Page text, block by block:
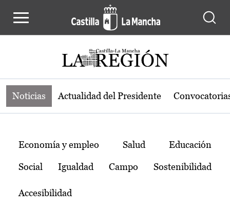
Noticias de la región de Castilla-La
Noticias Actualidad del Presidente
Temas
Economía y empleo Salud Educación
Social Igualdad Campo Sostenibilidad
Accesibilidad